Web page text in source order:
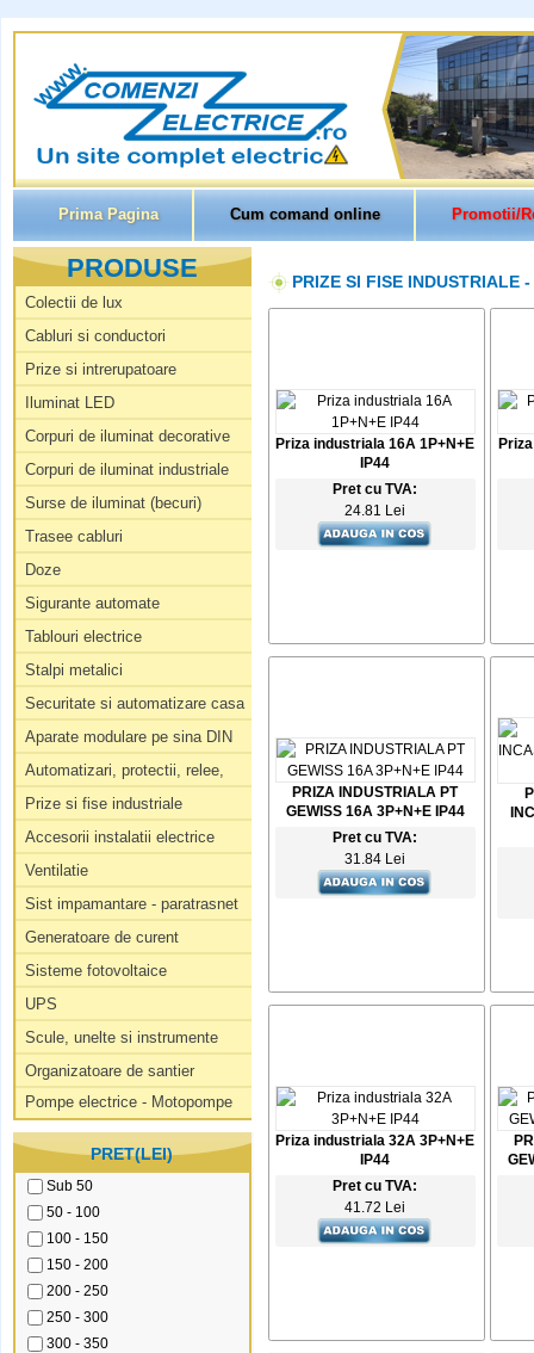
Prima Pagina Cum comand online Promotii/
PRODUSE
Colectii de lux
Cabluri si conductori
Prize si intrerupatoare
Iluminat LED
Corpuri de iluminat decorative
Corpuri de iluminat industriale
Surse de iluminat (becuri)
Trasee cabluri
Doze
Sigurante automate
Tablouri electrice
Stalpi metalici
Securitate si automatizare casa
Aparate modulare pe sina DIN
Automatizari, protectii, relee,
Prize si fise industriale
Accesorii instalatii electrice
Ventilatie
Sist impamantare - paratrasnet
Generatoare de curent
Sisteme fotovoltaice
UPS
Scule, unelte si instrumente
Organizatoare de santier
Pompe electrice - Motopompe
PRET(LEI)
Sub 50
50 - 100
100 - 150
150 - 200
200 - 250
250 - 300
300 - 350
PRIZE SI FISE INDUSTRIALE
Priza industriala 16A 1P+N+E
IP44
Pret cu TVA:
24.81 Lei
PRIZA INDUSTRIALA PT
GEWISS 16A 3P+N+E IP44
Pret cu TVA:
31.84 Lei
Priza industriala 32A 3P+N+E
IP44
Pret cu TVA:
41.72 Lei